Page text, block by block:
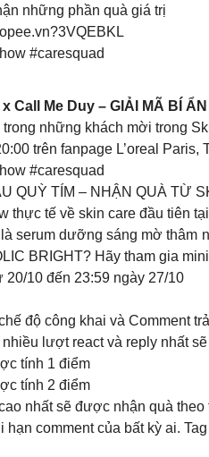
những phần quà giá trị
#caresquad
x Call Me Duy – GIẢI MÃ BÍ
những khách mời trong
trên fanpage L’oreal
#caresquad
QUỲ TÍM – NHẬN QUÀ TỪ
thực tế về skin care đầu tiên
serum dưỡng sáng mờ thâm
BRIGHT? Hãy tham gia
10 đến 23:59 ngày 27/10
độ công khai và Comment
lượt react và reply nhất
tính 1 điểm
tính 2 điểm
nhất sẽ được nhận quà
comment của bất kỳ ai.